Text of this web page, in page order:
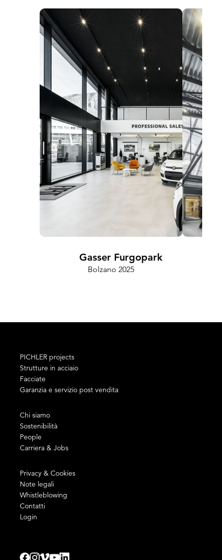
Gasser Furgopark
Bolzano 2025
PICHLER projects
Strutture in acciaio
Facciate
Garanzia e servizio post vendita
Chi siamo
Sostenibilità
People
Carriera & Jobs
Privacy & Cookies
Note legali
Whistleblowing
Contatti
Login